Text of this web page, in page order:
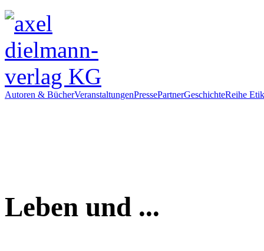
Autoren & BücherVeranstaltungenPressePartnerGeschichteReihe
Leben und ...